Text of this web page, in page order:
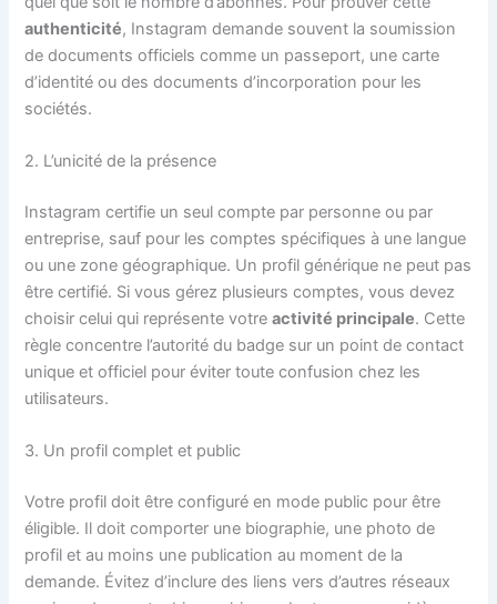
authenticité, Instagram demande souvent la soumission
de documents officiels comme un passeport, une carte
d’identité ou des documents d’incorporation pour les
sociétés.
2. L’unicité de la présence
Instagram certifie un seul compte par personne ou par
entreprise, sauf pour les comptes spécifiques à une langue
ou une zone géographique. Un profil générique ne peut pas
être certifié. Si vous gérez plusieurs comptes, vous devez
choisir celui qui représente votreactivité principale. Cette
règle concentre l’autorité du badge sur un point de contact
unique et officiel pour éviter toute confusion chez les
utilisateurs.
3. Un profil complet et public
Votre profil doit être configuré en mode public pour être
éligible. Il doit comporter une biographie, une photo de
profil et au moins une publication au moment de la
demande. Évitez d’inclure des liens vers d’autres réseaux